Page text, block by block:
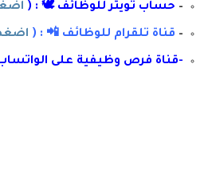
– حساب تويتر للوظائف 🕊 : (
– قناة تلقرام للوظائف 📲 : (
-قناة فرص وظيفية على